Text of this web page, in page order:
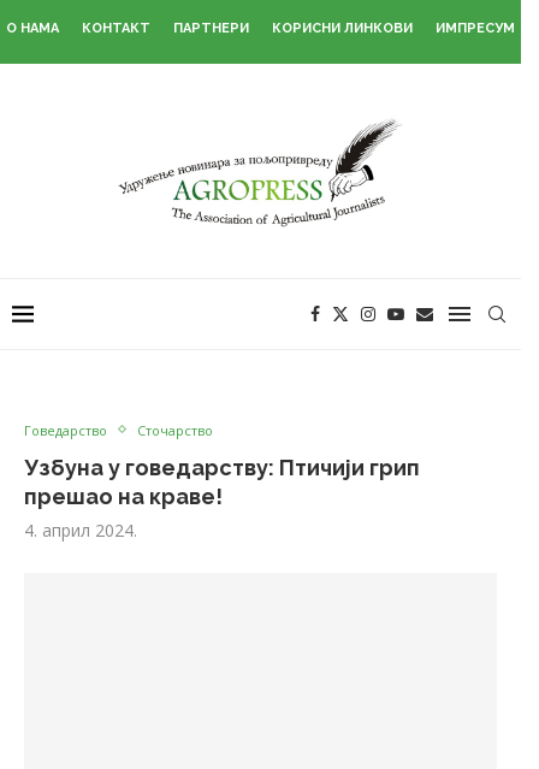
О НАМА КОНТАКТ ПАРТНЕРИ КОРИСНИ ЛИНКОВИ ИМПРЕСУМ
Говедарство Сточарство
Узбуна у говедарству: Птичији грип
прешао на краве!
4. април 2024.